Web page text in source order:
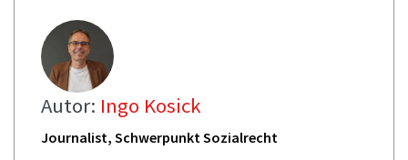
Autor: Ingo Kosick
Journalist, Schwerpunkt Sozialrecht